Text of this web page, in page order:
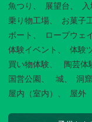
魚つり
展望台
乗り物工場
お菓子
ボート
ロープウェ
体験イベント
体験
買い物体験
陶芸体
国営公園
城 洞
屋内（室内）
屋外